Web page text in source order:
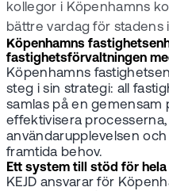
kollegor i Köpenhamns
bättre vardag för stadens
Köpenhamns
fastighetsförvaltningen
Köpenhamns
steg i sin strategi: all
samlas på en gemensam
effektivisera
användarupplevelsen
framtida behov.
Ett system till stöd för
KEJD ansvarar för